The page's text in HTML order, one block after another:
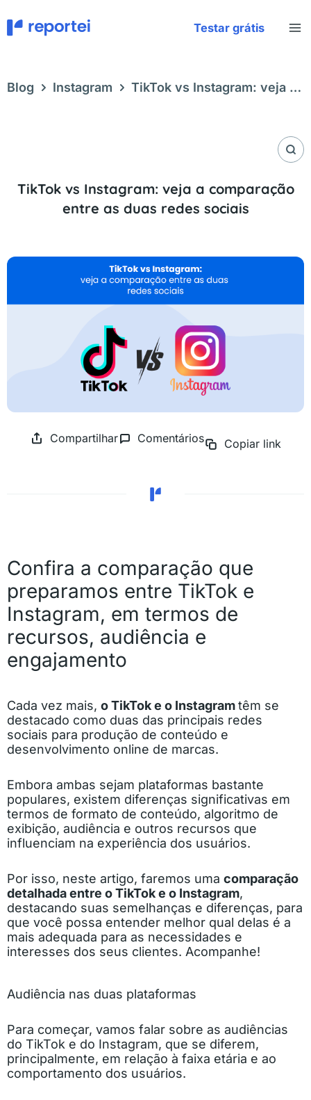
para
Testar grátis
Blog Instagram
TikTok vs Instagram: veja a
TikTok vs Instagram: veja a comparação
entre as duas redes sociais
Compartilhar Comentários Copiar link
Confira a comparação que
preparamos entre TikTok e
Instagram, em termos de
recursos, audiência e
engajamento
Cada vez mais, o TikTok e o Instagramtêm se
destacado como duas das principais redes
sociais para produção de conteúdo e
desenvolvimento online de marcas.
Embora ambas sejam plataformas bastante
populares, existem diferenças significativas em
termos de formato de conteúdo, algoritmo de
exibição, audiência e outros recursos que
influenciam na experiência dos usuários.
Por isso, neste artigo, faremos uma comparação
detalhada entre o TikTok e o Instagram,
destacando suas semelhanças e diferenças, para
que você possa entender melhor qual delas é a
mais adequada para as necessidades e
interesses dos seus clientes. Acompanhe!
Audiência nas duas plataformas
Para começar, vamos falar sobre as audiências
do TikTok e do Instagram, que se diferem,
principalmente, em relação à faixa etária e ao
comportamento dos usuários.